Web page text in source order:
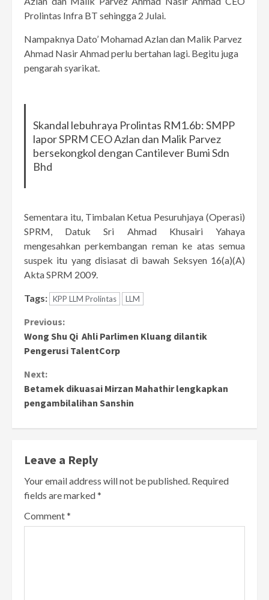
Prolintas Infra BT sehingga 2 Julai.
Nampaknya Dato’ Mohamad Azlan dan Malik Parvez
Ahmad Nasir Ahmad perlu bertahan lagi. Begitu juga
pengarah syarikat.
Skandal lebuhraya Prolintas RM1.6b: SMPP
lapor SPRM CEO Azlan dan Malik Parvez
bersekongkol dengan Cantilever Bumi Sdn
Bhd
Sementara itu, Timbalan Ketua Pesuruhjaya (Operasi)
SPRM, Datuk Sri Ahmad Khusairi Yahaya
mengesahkan perkembangan reman ke atas semua
suspek itu yang disiasat di bawah Seksyen 16(a)(A)
Akta SPRM 2009.
Tags: KPP LLM Prolintas LLM
Continue
Reading
Previous:
Wong Shu Qi Ahli Parlimen Kluang dilantik
Pengerusi TalentCorp
Next:
Betamek dikuasai Mirzan Mahathir lengkapkan
pengambilalihan Sanshin
Leave a Reply
Your email address will not be published. Required
fields are marked*
Comment*